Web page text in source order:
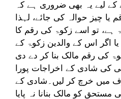
کے لیے یہ بھی ضروری ہے کہ
یا چیز حوالہ کی جائے، لہذا
ہے، تو اسے زکوۃ کی رقم کا
یا اگر اس کے والدین زکوۃ کے
کی رقم مالک بنا کر دے دی
کی شادی کے اخراجات پورا
میں خرچ کر لیں۔شادی کے
کو مالک بنانا نہ پایا